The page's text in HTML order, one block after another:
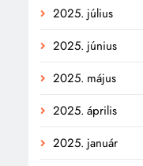
2025. július
2025. június
2025. május
2025. április
2025. január